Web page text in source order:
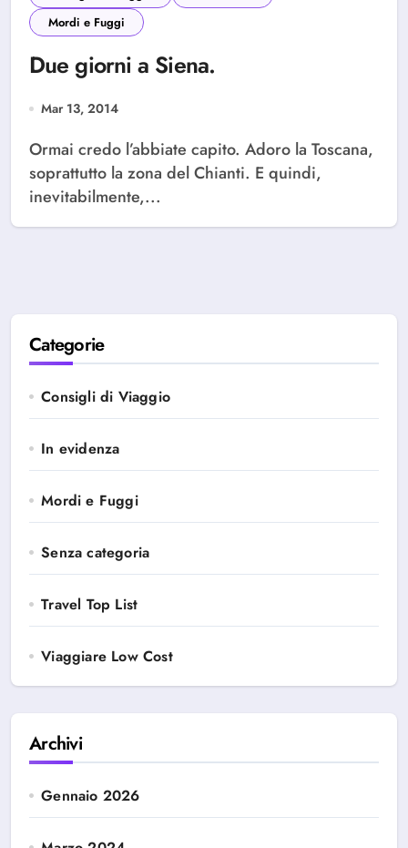
Mordi e Fuggi
Due giorni a Siena.
Mar 13, 2014
Ormai credo l’abbiate capito. Adoro la Toscana,
soprattutto la zona del Chianti. E quindi,
inevitabilmente,...
Categorie
Consigli di Viaggio
In evidenza
Mordi e Fuggi
Senza categoria
Travel Top List
Viaggiare Low Cost
Archivi
Gennaio 2026